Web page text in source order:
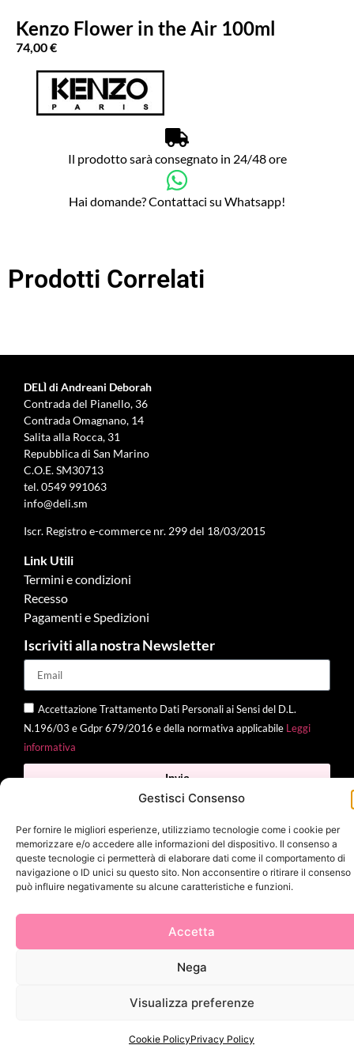
Gestisci Consenso
Per fornire le migliori esperienze, utilizziamo tecnologie come i cookie per
memorizzare e/o accedere alle informazioni del dispositivo. Il consenso a
queste tecnologie ci permetterà di elaborare dati come il comportamento di
navigazione o ID unici su questo sito. Non acconsentire o ritirare il consenso
può influire negativamente su alcune caratteristiche e funzioni.
Accetta
Nega
Visualizza preferenze
Cookie PolicyPrivacy Policy
Kenzo Flower in the Air 100ml
74,00€
Il prodotto sarà consegnato in 24/48 ore
Hai domande? Contattaci su Whatsapp!
Prodotti Correlati
DELÌ di Andreani Deborah
Contrada del Pianello, 36
Contrada Omagnano, 14
Salita alla Rocca, 31
Repubblica di San Marino
C.O.E. SM30713
tel.0549 991063
info@deli.sm
Iscr. Registro e-commerce nr. 299 del 18/03/2015
Link Utili
Termini e condizioni
Recesso
Pagamenti e Spedizioni
Iscriviti alla nostra Newsletter
Accettazione Trattamento Dati Personali ai Sensi del D.L.
N.196/03 e Gdpr 679/2016 e della normativa applicabile Leggi
informativa
Invia
2025 Delì |Privacy Policy|Cookie Policy| Made with byJenny
Mina